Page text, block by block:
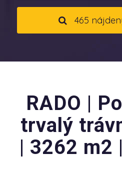
465
RADO |
trvalý
| 3262 m2